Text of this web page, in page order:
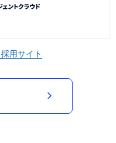
採用サイト